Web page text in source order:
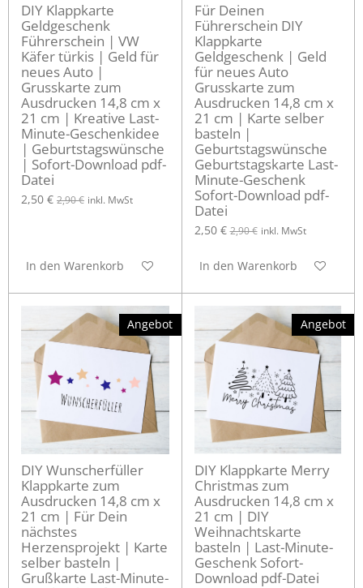
DIY Klappkarte
Geldgeschenk
Führerschein | VW
Käfer türkis | Geld für
neues Auto |
Grusskarte zum
Ausdrucken 14,8 cm x
21 cm | Kreative Last-
Minute-Geschenkidee
| Geburtstagswünsche
| Sofort-Download pdf-
Datei
2,50 € 2,90 € inkl. MwSt
In den Warenkorb
Für Deinen
Führerschein DIY
Klappkarte
Geldgeschenk | Geld
für neues Auto
Grusskarte zum
Ausdrucken 14,8 cm x
21 cm | Karte selber
basteln |
Geburtstagswünsche
Geburtstagskarte Last-
Minute-Geschenk
Sofort-Download pdf-
Datei
2,50 € 2,90 € inkl. MwSt
In den Warenkorb
Angebot
DIY Wunscherfüller
Klappkarte zum
Ausdrucken 14,8 cm x
21 cm | Für Dein
nächstes
Herzensprojekt | Karte
selber basteln |
Grußkarte Last-Minute-
Angebot
DIY Klappkarte Merry
Christmas zum
Ausdrucken 14,8 cm x
21 cm | DIY
Weihnachtskarte
basteln | Last-Minute-
Geschenk Sofort-
Download pdf-Datei